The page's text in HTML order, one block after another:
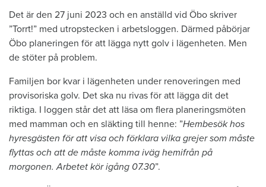
Det är den 27 juni 2023 och en anställd vid Öbo skriver
”Torrt!” med utropstecken i arbetsloggen. Därmed påbörjar
Öbo planeringen för att lägga nytt golv i lägenheten. Men
de stöter på problem.
Familjen bor kvar i lägenheten under renoveringen med
provisoriska golv. Det ska nu rivas för att lägga dit det
riktiga. I loggen står det att läsa om flera planeringsmöten
med mamman och en släkting till henne: ”Hembesök hos
hyresgästen för att visa och förklara vilka grejer som måste
flyttas och att de måste komma iväg hemifrån på
morgonen. Arbetet kör igång 07.30”.